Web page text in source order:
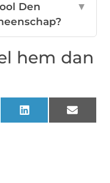
Den
▼
hem dan
LinkedIn Email